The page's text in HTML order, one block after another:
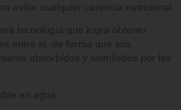
evitar cualquier carencia nutricional
tecnología que logra obtener
entre sí, de forma que sus
absorbidos y asimilados por las
en agua.